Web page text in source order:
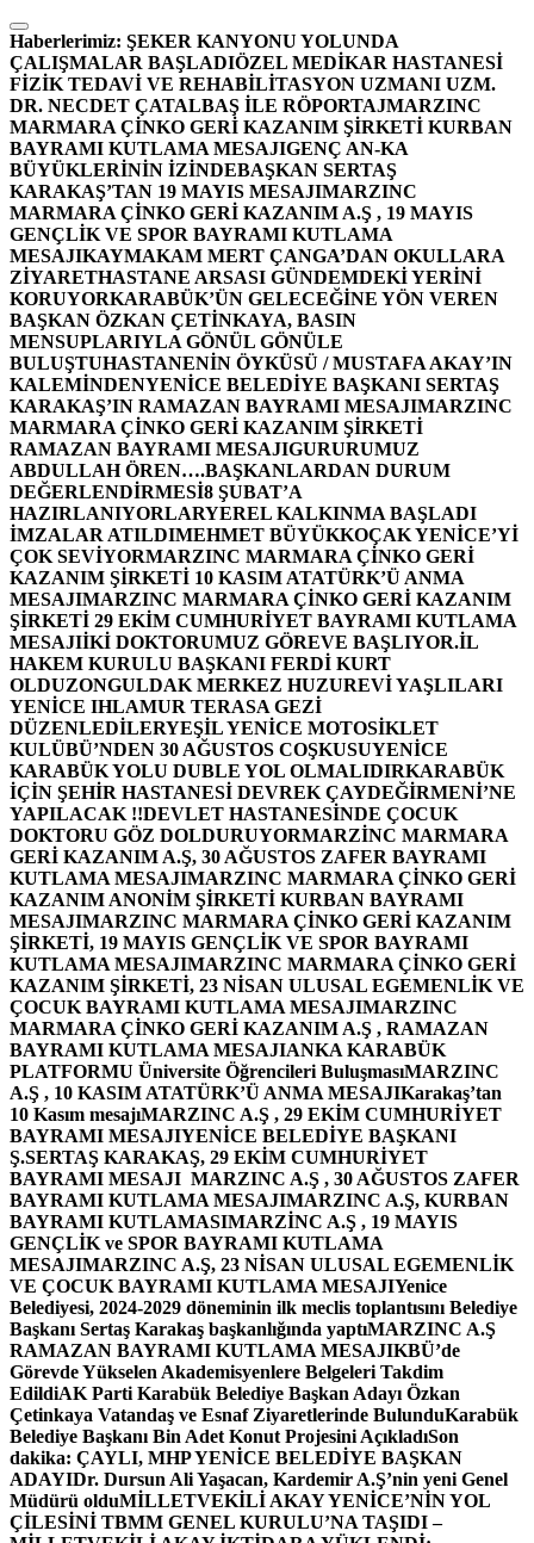
İçeriğe
atla
Haberlerimiz: ŞEKER KANYONU YOLUNDA
ÇALIŞMALAR BAŞLADIÖZEL MEDİKAR HASTANESİ
FİZİK TEDAVİ VE REHABİLİTASYON UZMANI UZM.
DR. NECDET ÇATALBAŞ İLE RÖPORTAJMARZINC
MARMARA ÇİNKO GERİ KAZANIM ŞİRKETİ KURBAN
BAYRAMI KUTLAMA MESAJIGENÇ AN-KA
BÜYÜKLERİNİN İZİNDEBAŞKAN SERTAŞ
KARAKAŞ’TAN 19 MAYIS MESAJIMARZINC
MARMARA ÇİNKO GERİ KAZANIM A.Ş , 19 MAYIS
GENÇLİK VE SPOR BAYRAMI KUTLAMA
MESAJIKAYMAKAM MERT ÇANGA’DAN OKULLARA
ZİYARETHASTANE ARSASI GÜNDEMDEKİ YERİNİ
KORUYORKARABÜK’ÜN GELECEĞİNE YÖN VEREN
BAŞKAN ÖZKAN ÇETİNKAYA, BASIN
MENSUPLARIYLA GÖNÜL GÖNÜLE
BULUŞTUHASTANENİN ÖYKÜSÜ / MUSTAFA AKAY’IN
KALEMİNDENYENİCE BELEDİYE BAŞKANI SERTAŞ
KARAKAŞ’IN RAMAZAN BAYRAMI MESAJIMARZINC
MARMARA ÇİNKO GERİ KAZANIM ŞİRKETİ
RAMAZAN BAYRAMI MESAJIGURURUMUZ
ABDULLAH ÖREN….BAŞKANLARDAN DURUM
DEĞERLENDİRMESİ8 ŞUBAT’A
HAZIRLANIYORLARYEREL KALKINMA BAŞLADI
İMZALAR ATILDIMEHMET BÜYÜKKOÇAK YENİCE’Yİ
ÇOK SEVİYORMARZINC MARMARA ÇİNKO GERİ
KAZANIM ŞİRKETİ 10 KASIM ATATÜRK’Ü ANMA
MESAJIMARZINC MARMARA ÇİNKO GERİ KAZANIM
ŞİRKETİ 29 EKİM CUMHURİYET BAYRAMI KUTLAMA
MESAJIİKİ DOKTORUMUZ GÖREVE BAŞLIYOR.İL
HAKEM KURULU BAŞKANI FERDİ KURT
OLDUZONGULDAK MERKEZ HUZUREVİ YAŞLILARI
YENİCE IHLAMUR TERASA GEZİ
DÜZENLEDİLERYEŞİL YENİCE MOTOSİKLET
KULÜBÜ’NDEN 30 AĞUSTOS COŞKUSUYENİCE
KARABÜK YOLU DUBLE YOL OLMALIDIRKARABÜK
İÇİN ŞEHİR HASTANESİ DEVREK ÇAYDEĞİRMENİ’NE
YAPILACAK !!DEVLET HASTANESİNDE ÇOCUK
DOKTORU GÖZ DOLDURUYORMARZİNC MARMARA
GERİ KAZANIM A.Ş, 30 AĞUSTOS ZAFER BAYRAMI
KUTLAMA MESAJIMARZINC MARMARA ÇİNKO GERİ
KAZANIM ANONİM ŞİRKETİ KURBAN BAYRAMI
MESAJIMARZINC MARMARA ÇİNKO GERİ KAZANIM
ŞİRKETİ, 19 MAYIS GENÇLİK VE SPOR BAYRAMI
KUTLAMA MESAJIMARZINC MARMARA ÇİNKO GERİ
KAZANIM ŞİRKETİ, 23 NİSAN ULUSAL EGEMENLİK VE
ÇOCUK BAYRAMI KUTLAMA MESAJIMARZINC
MARMARA ÇİNKO GERİ KAZANIM A.Ş , RAMAZAN
BAYRAMI KUTLAMA MESAJIANKA KARABÜK
PLATFORMU Üniversite Öğrencileri BuluşmasıMARZINC
A.Ş , 10 KASIM ATATÜRK’Ü ANMA MESAJIKarakaş’tan
10 Kasım mesajıMARZINC A.Ş , 29 EKİM CUMHURİYET
BAYRAMI MESAJIYENİCE BELEDİYE BAŞKANI
Ş.SERTAŞ KARAKAŞ, 29 EKİM CUMHURİYET
BAYRAMI MESAJI MARZINC A.Ş , 30 AĞUSTOS ZAFER
BAYRAMI KUTLAMA MESAJIMARZINC A.Ş, KURBAN
BAYRAMI KUTLAMASIMARZİNC A.Ş , 19 MAYIS
GENÇLİK ve SPOR BAYRAMI KUTLAMA
MESAJIMARZINC A.Ş, 23 NİSAN ULUSAL EGEMENLİK
VE ÇOCUK BAYRAMI KUTLAMA MESAJIYenice
Belediyesi, 2024-2029 döneminin ilk meclis toplantısını Belediye
Başkanı Sertaş Karakaş başkanlığında yaptıMARZINC A.Ş
RAMAZAN BAYRAMI KUTLAMA MESAJIKBÜ’de
Görevde Yükselen Akademisyenlere Belgeleri Takdim
EdildiAK Parti Karabük Belediye Başkan Adayı Özkan
Çetinkaya Vatandaş ve Esnaf Ziyaretlerinde BulunduKarabük
Belediye Başkanı Bin Adet Konut Projesini AçıkladıSon
dakika: ÇAYLI, MHP YENİCE BELEDİYE BAŞKAN
ADAYIDr. Dursun Ali Yaşacan, Kardemir A.Ş’nin yeni Genel
Müdürü olduMİLLETVEKİLİ AKAY YENİCE’NİN YOL
ÇİLESİNİ TBMM GENEL KURULU’NA TAŞIDI –